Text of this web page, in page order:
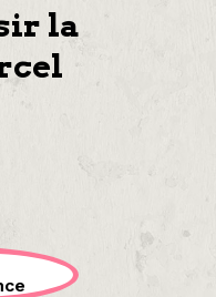
la